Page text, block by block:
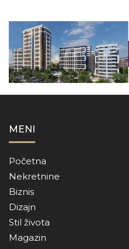
MENI
Početna
Nekretnine
Biznis
Dizajn
Stil života
Magazin